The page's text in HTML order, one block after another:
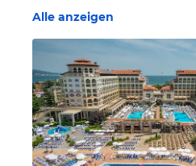
Alle anzeigen